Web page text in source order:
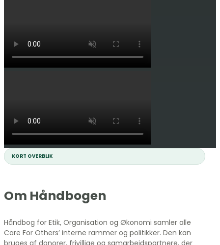
KORT OVERBLIK
Om Håndbogen
Håndbog for Etik, Organisation og Økonomi samler alle
Care For Others’ interne rammer og politikker. Den kan
bruges af donorer, frivillige og samarbejdspartnere, der